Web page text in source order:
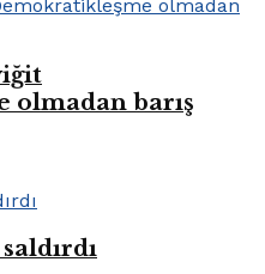
olmadan barış